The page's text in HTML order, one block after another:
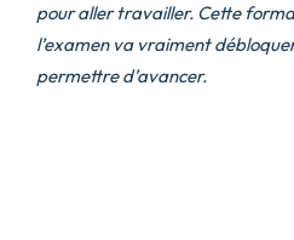
pour aller travailler. Cette
l’examen va vraiment
permettre d’avancer.